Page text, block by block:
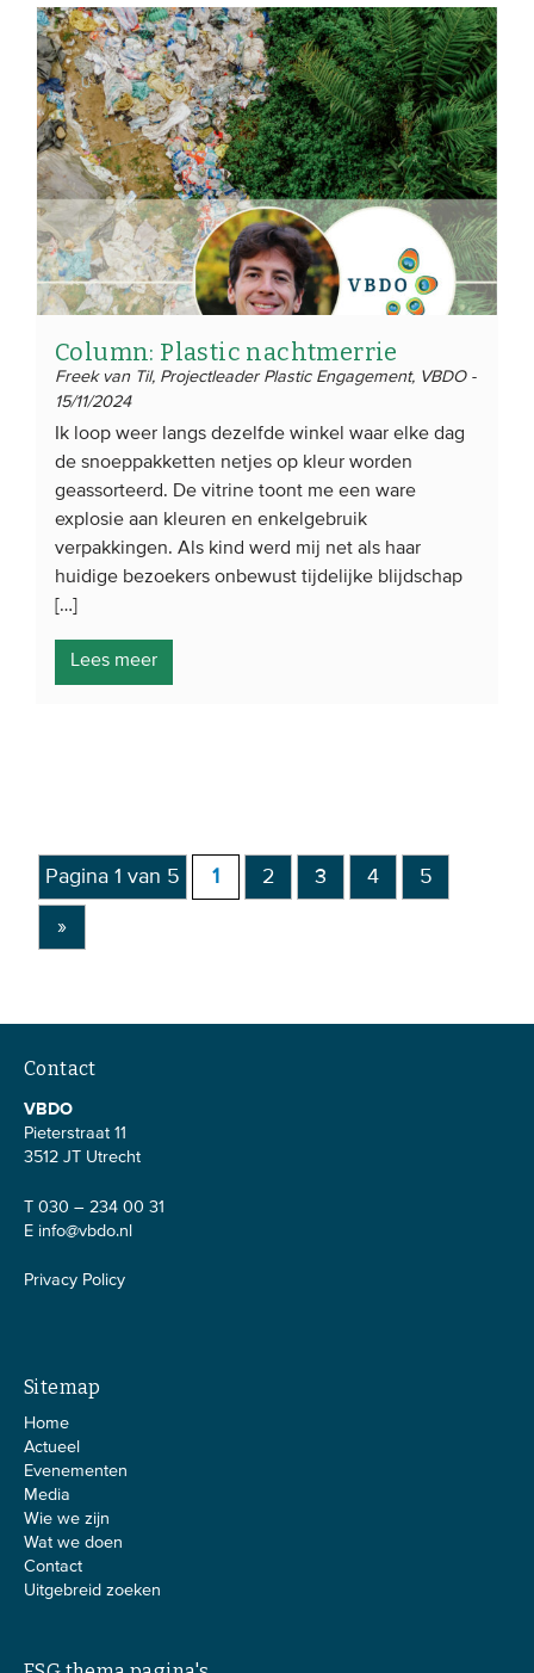
Column: Plastic nachtmerrie
Freek van Til, Projectleader Plastic Engagement, VBDO -
15/11/2024
Ik loop weer langs dezelfde winkel waar elke dag
de snoeppakketten netjes op kleur worden
geassorteerd. De vitrine toont me een ware
explosie aan kleuren en enkelgebruik
verpakkingen. Als kind werd mij net als haar
huidige bezoekers onbewust tijdelijke blijdschap
[…]
Lees meer
Pagina 1 van 5 1 2 3 4 5
»
Contact
VBDO
Pieterstraat 11
3512 JT Utrecht
T 030 – 234 00 31
E info@vbdo.nl
Privacy Policy
Sitemap
Home
Actueel
Evenementen
Media
Wie we zijn
Wat we doen
Contact
Uitgebreid zoeken